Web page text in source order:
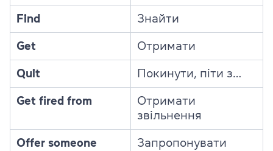
Find Знайти
Get Отримати
Quit Покинути, піти з…
Get fired from
Отримати
звільнення
Offer someone
Запропонувати